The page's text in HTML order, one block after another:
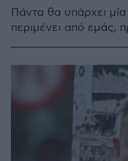
Πάντα θα υπάρχει
περιμένει από εμάς,